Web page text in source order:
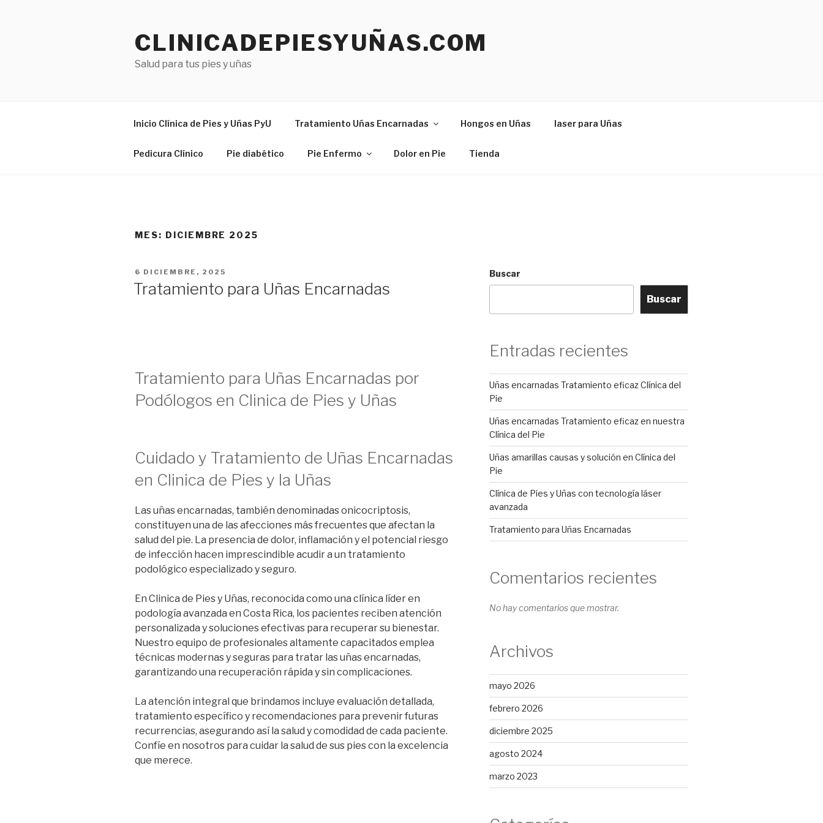
CLINICADEPIESYUÑAS.COM
Salud para tus pies y uñas
Inicio Clínica de Pies y Uñas PyU Tratamiento Uñas Encarnadas Hongos en Uñas laser para Uñas
Pedicura Clínico Pie diabético Pie Enfermo Dolor en Pie Tienda
MES: DICIEMBRE 2025
POSTED
6 DICIEMBRE, 2025
Tratamiento para Uñas Encarnadas
Tratamiento para Uñas Encarnadas por
Podólogos en Clinica de Pies y Uñas
Cuidado y Tratamiento de Uñas Encarnadas
en Clinica de Pies y la Uñas
Las uñas encarnadas, también denominadas onicocriptosis,
constituyen una de las afecciones más frecuentes que afectan la
salud del pie. La presencia de dolor, inflamación y el potencial riesgo
de infección hacen imprescindible acudir a un tratamiento
podológico especializado y seguro.
En Clinica de Pies y Uñas, reconocida como una clínica líder en
podología avanzada en Costa Rica, los pacientes reciben atención
personalizada y soluciones efectivas para recuperar su bienestar.
Nuestro equipo de profesionales altamente capacitados emplea
técnicas modernas y seguras para tratar las uñas encarnadas,
garantizando una recuperación rápida y sin complicaciones.
La atención integral que brindamos incluye evaluación detallada,
tratamiento específico y recomendaciones para prevenir futuras
recurrencias, asegurando así la salud y comodidad de cada paciente.
Confíe en nosotros para cuidar la salud de sus pies con la excelencia
que merece.
Buscar
Buscar
Entradas recientes
Uñas encarnadas Tratamiento eficaz Clínica del
Pie
Uñas encarnadas Tratamiento eficaz en nuestra
Clínica del Pie
Uñas amarillas causas y solución en Clínica del
Pie
Clínica de Pies y Uñas con tecnología láser
avanzada
Tratamiento para Uñas Encarnadas
Comentarios recientes
No hay comentarios que mostrar.
Archivos
mayo 2026
febrero 2026
diciembre 2025
agosto 2024
marzo 2023